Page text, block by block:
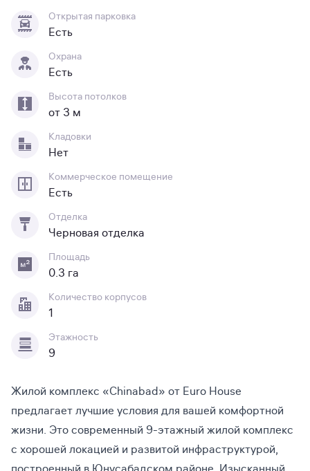
Открытая парковка
Есть
Охрана
Есть
Высота потолков
от 3 м
Кладовки
Нет
Коммерческое помещение
Есть
Отделка
Черновая отделка
Площадь
0.3 га
Количество корпусов
1
Этажность
9
Жилой комплекс «Chinabad» от Euro House
предлагает лучшие условия для вашей комфортной
жизни. Это современный 9-этажный жилой комплекс
с хорошей локацией и развитой инфраструктурой,